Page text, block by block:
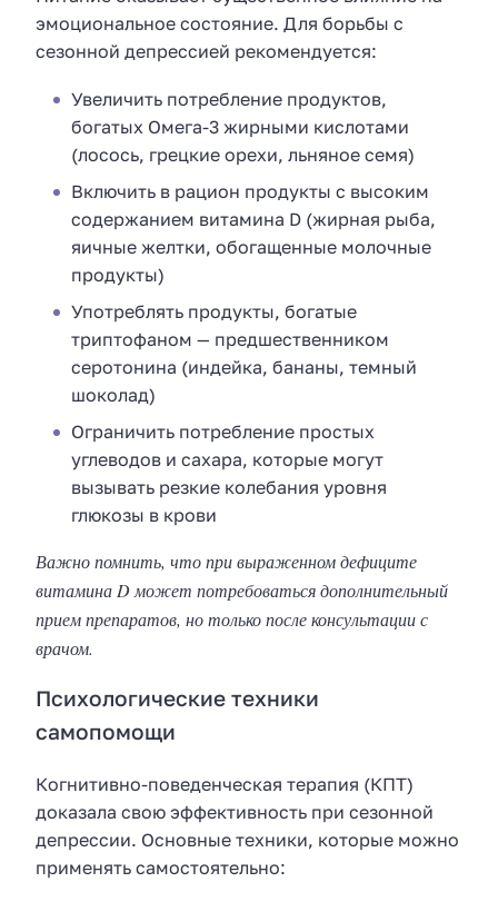
эмоциональное состояние. Для борьбы с
сезонной депрессией рекомендуется:
Увеличить потребление продуктов,
богатых Омега-3 жирными кислотами
(лосось, грецкие орехи, льняное семя)
Включить в рацион продукты с высоким
содержанием витамина D (жирная рыба,
яичные желтки, обогащенные молочные
продукты)
Употреблять продукты, богатые
триптофаном — предшественником
серотонина (индейка, бананы, темный
шоколад)
Ограничить потребление простых
углеводов и сахара, которые могут
вызывать резкие колебания уровня
глюкозы в крови
Важно помнить, что при выраженном дефиците
витамина D может потребоваться дополнительный
прием препаратов, но только после консультации с
врачом.
Психологические техники
самопомощи
Когнитивно-поведенческая терапия (КПТ)
доказала свою эффективность при сезонной
депрессии. Основные техники, которые можно
применять самостоятельно: